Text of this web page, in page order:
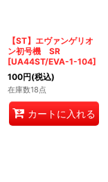
【ST】エヴァンゲリオ
ン初号機 SR
[UA44ST/EVA-1-104]
100円(税込)
在庫数18点
カートに入れる